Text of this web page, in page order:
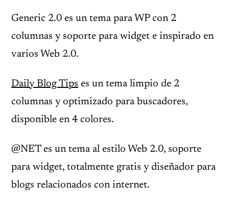
Generic 2.0 es un tema para WP con 2
columnas y soporte para widget e inspirado en
varios Web 2.0.
Daily Blog Tips es un tema limpio de 2
columnas y optimizado para buscadores,
disponible en 4 colores.
@NET es un tema al estilo Web 2.0, soporte
para widget, totalmente gratis y diseñador para
blogs relacionados con internet.